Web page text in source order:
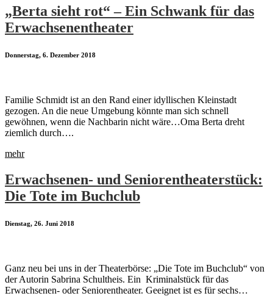
„Berta sieht rot“ – Ein Schwank für das
Erwachsenentheater
Donnerstag, 6. Dezember 2018
Familie Schmidt ist an den Rand einer idyllischen Kleinstadt
gezogen. An die neue Umgebung könnte man sich schnell
gewöhnen, wenn die Nachbarin nicht wäre…Oma Berta dreht
ziemlich durch….
mehr
Erwachsenen- und Seniorentheaterstück:
Die Tote im Buchclub
Dienstag, 26. Juni 2018
Ganz neu bei uns in der Theaterbörse: „Die Tote im Buchclub“ von
der Autorin Sabrina Schultheis. Ein Kriminalstück für das
Erwachsenen- oder Seniorentheater. Geeignet ist es für sechs…